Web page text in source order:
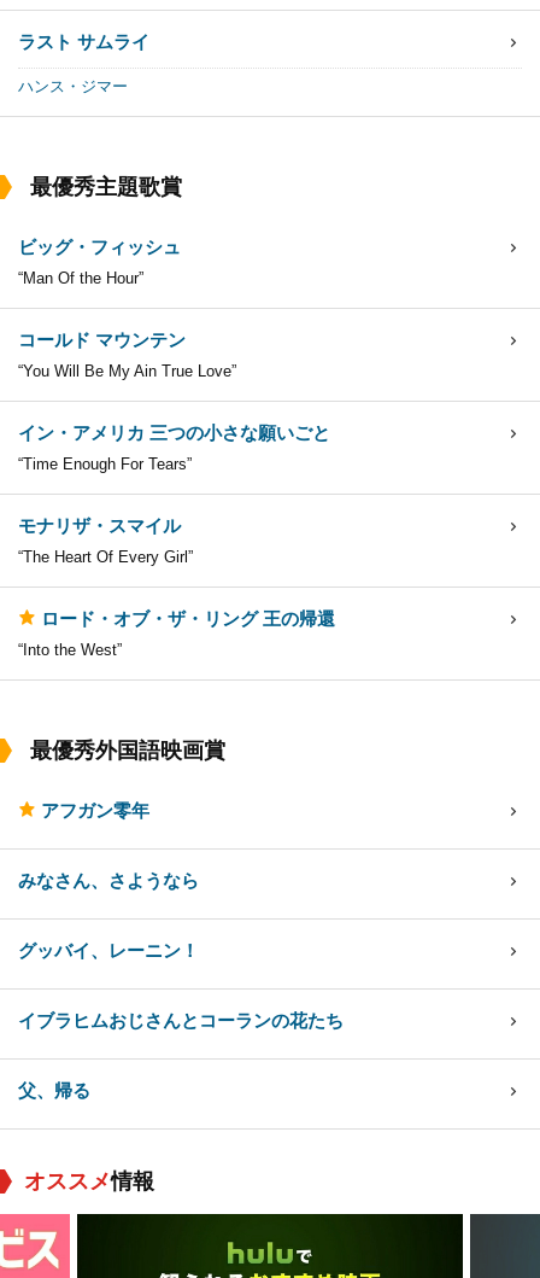
ラスト サムライ
ハンス・ジマー
最優秀主題歌賞
ビッグ・フィッシュ
“Man Of the Hour”
コールド マウンテン
“You Will Be My Ain True Love”
イン・アメリカ 三つの小さな願いごと
“Time Enough For Tears”
モナリザ・スマイル
“The Heart Of Every Girl”
ロード・オブ・ザ・リング 王の帰還
“Into the West”
最優秀外国語映画賞
アフガン零年
みなさん、さようなら
グッバイ、レーニン！
イブラヒムおじさんとコーランの花たち
父、帰る
オススメ情報